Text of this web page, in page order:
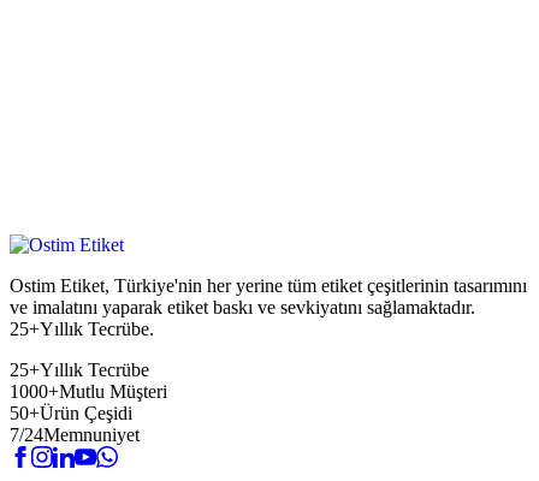
Ostim Etiket, Türkiye'nin her yerine tüm etiket çeşitlerinin tasarımını
ve imalatını yaparak etiket baskı ve sevkiyatını sağlamaktadır.
25+Yıllık Tecrübe.
25+Yıllık Tecrübe
1000+Mutlu Müşteri
50+Ürün Çeşidi
7/24Memnuniyet